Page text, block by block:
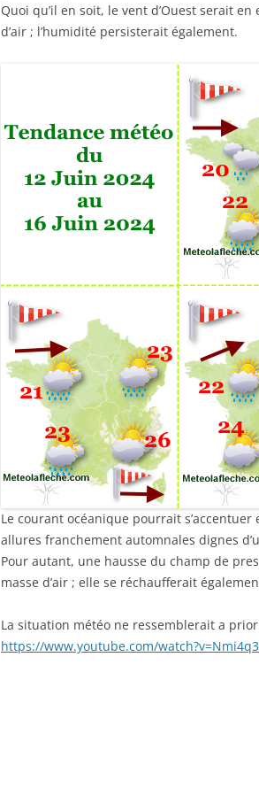
Quoi qu’il en soit, le vent d’Ouest serait
d’air ; l’humidité persisterait également.
Le courant océanique pourrait
allures franchement automnales dignes
Pour autant, une hausse du champ de
masse d’air ; elle se réchaufferait
La situation météo ne ressemblerait a
https://www.youtube.com/